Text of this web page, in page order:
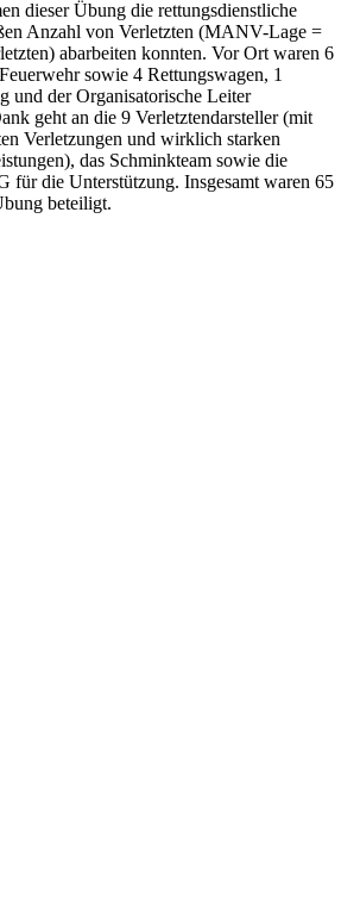
dieser Übung die rettungsdienstliche
Anzahl von Verletzten (MANV-Lage =
abarbeiten konnten. Vor Ort waren 6
sowie 4 Rettungswagen, 1
und der Organisatorische Leiter
geht an die 9 Verletztendarsteller (mit
Verletzungen und wirklich starken
das Schminkteam sowie die
für die Unterstützung. Insgesamt waren 65
beteiligt.